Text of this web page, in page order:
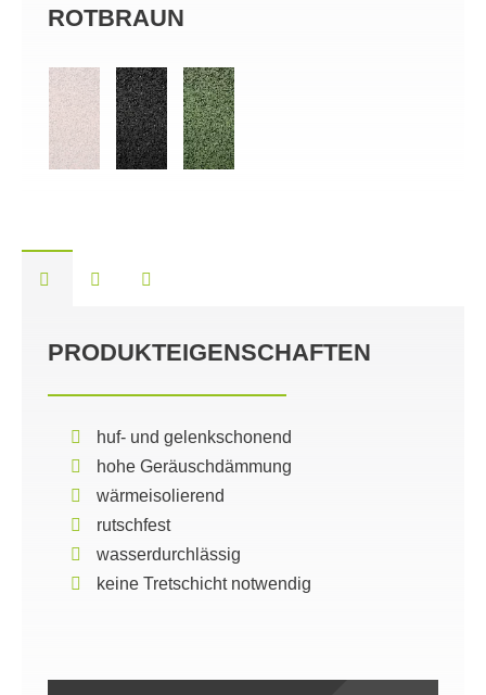
ROTBRAUN
PRODUKTEIGENSCHAFTEN
huf- und gelenkschonend
hohe Geräuschdämmung
wärmeisolierend
rutschfest
wasserdurchlässig
keine Tretschicht notwendig